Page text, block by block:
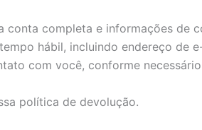
conta completa e informações de
hábil, incluindo endereço de
com você, conforme
política de devolução.